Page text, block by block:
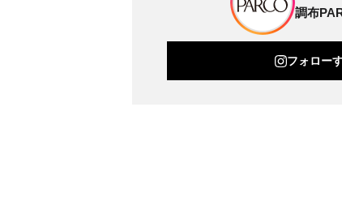
調布
フォロー